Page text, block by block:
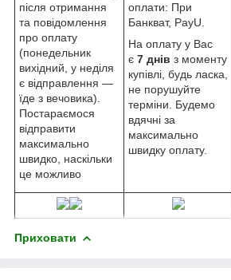
після отримання
та повідомлення
про оплату
(понедельник
вихідний, у неділя
є відправлення —
їде з вечовика).
Постараємося
відправити
максимально
швидко, наскільки
це можливо
оплати: При
Банкват, PayU.
На оплату у Вас
є 7 днів з моменту
купівлі, будь ласка,
не порушуйте
терміни. Будемо
вдячні за
максимально
швидку оплату.
Приховати